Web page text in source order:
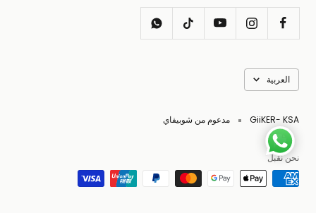
اللغه
العربية
GiiKER- KSA مدعوم من شوبيفاي
نحن نقبل